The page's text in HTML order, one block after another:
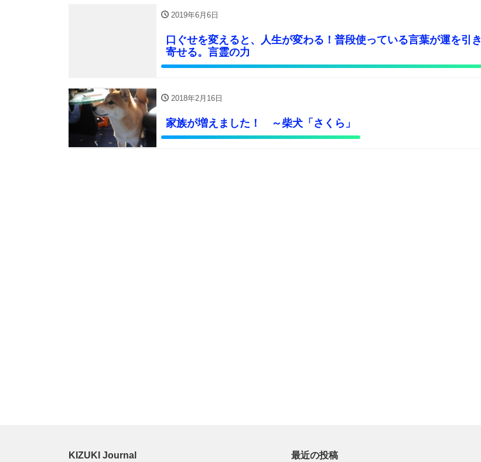
2019年6月6日
口ぐせを変えると、人生が変わる！普段使っている言葉が運を引き
寄せる。言霊の力
2018年2月16日
家族が増えました！ ～柴犬「さくら」
KIZUKI Journal 最近の投稿